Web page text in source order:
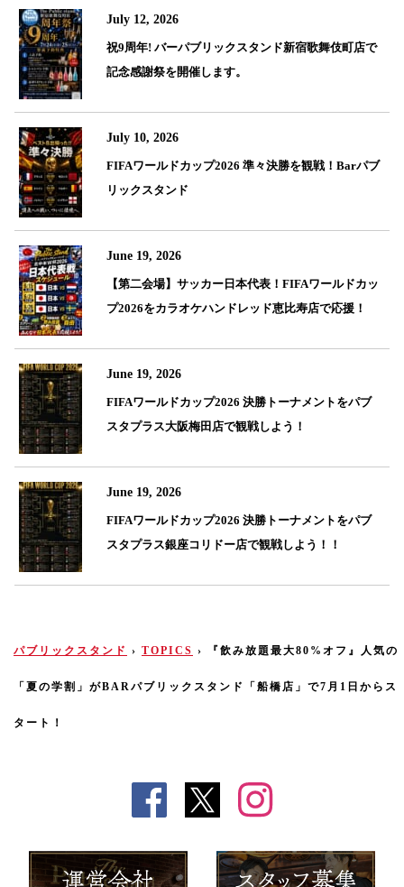
July 12, 2026
祝9周年! バーパブリックスタンド新宿歌舞伎町店で
記念感謝祭を開催します。
July 10, 2026
FIFAワールドカップ2026 準々決勝を観戦！Barパブ
リックスタンド
June 19, 2026
【第二会場】サッカー日本代表！FIFAワールドカッ
プ2026をカラオケハンドレッド恵比寿店で応援！
June 19, 2026
FIFAワールドカップ2026 決勝トーナメントをパブ
スタプラス大阪梅田店で観戦しよう！
June 19, 2026
FIFAワールドカップ2026 決勝トーナメントをパブ
スタプラス銀座コリドー店で観戦しよう！！
パブリックスタンド › TOPICS › 『飲み放題最大80%オフ』人気の
「夏の学割」がBARパブリックスタンド「船橋店」で7月1日からス
タート！